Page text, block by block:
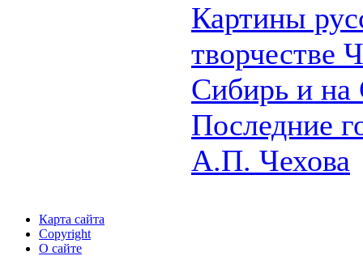
Картины
творчестве
Сибирь и на
Последние
А.П. Чехова
Карта сайта
Copyright
О сайте